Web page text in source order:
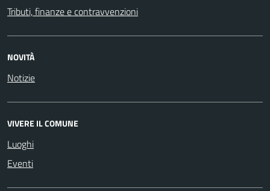
Tributi, finanze e contravvenzioni
NOVITÀ
Notizie
VIVERE IL COMUNE
Luoghi
Eventi